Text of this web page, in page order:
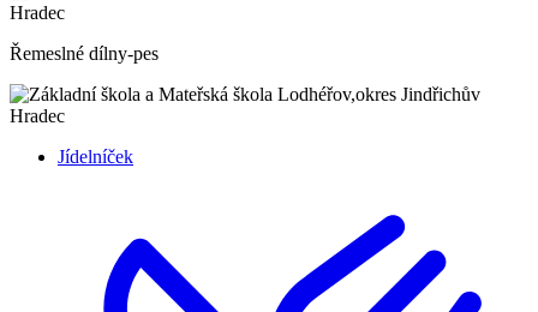
Řemeslné dílny-pes
Jídelníček